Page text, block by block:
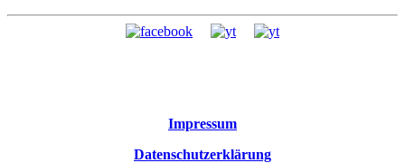
Impressum
Datenschutzerklärung